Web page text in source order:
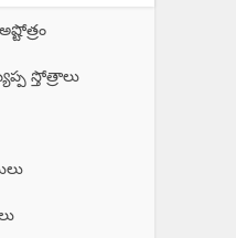
స్తోత్రాలు